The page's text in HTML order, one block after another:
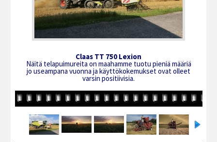
Claas TT 750 Lexion
Näitä telapuimureita on maahamme tuotu pieniä määriä
jo useampana vuonna ja käyttökokemukset ovat olleet
varsin positiivisia.